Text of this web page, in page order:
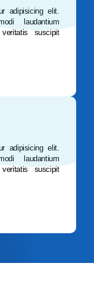
adipisicing elit.
laudantium
suscipit
adipisicing elit.
laudantium
suscipit